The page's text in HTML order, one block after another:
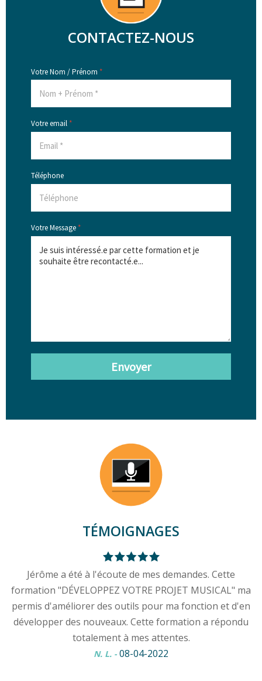
CONTACTEZ-NOUS
Votre Nom / Prénom *
Votre email *
Téléphone
Votre Message *
Envoyer
TÉMOIGNAGES
Jérôme a été à l'écoute de mes demandes. Cette
formation "DÉVELOPPEZ VOTRE PROJET MUSICAL" ma
permis d'améliorer des outils pour ma fonction et d'en
développer des nouveaux. Cette formation a répondu
totalement à mes attentes.
N. L. - 08-04-2022